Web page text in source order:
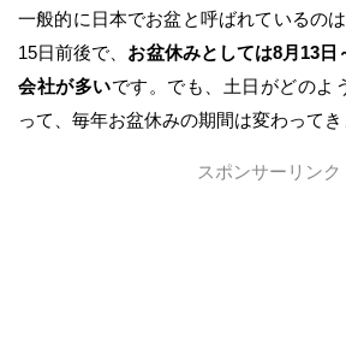
一般的に日本でお盆と呼ばれているの
15日前後で、 お盆休みとしては8月13日
会社が多いです。でも、土日がどのよ
って、毎年お盆休みの期間は変わってき
スポンサーリンク